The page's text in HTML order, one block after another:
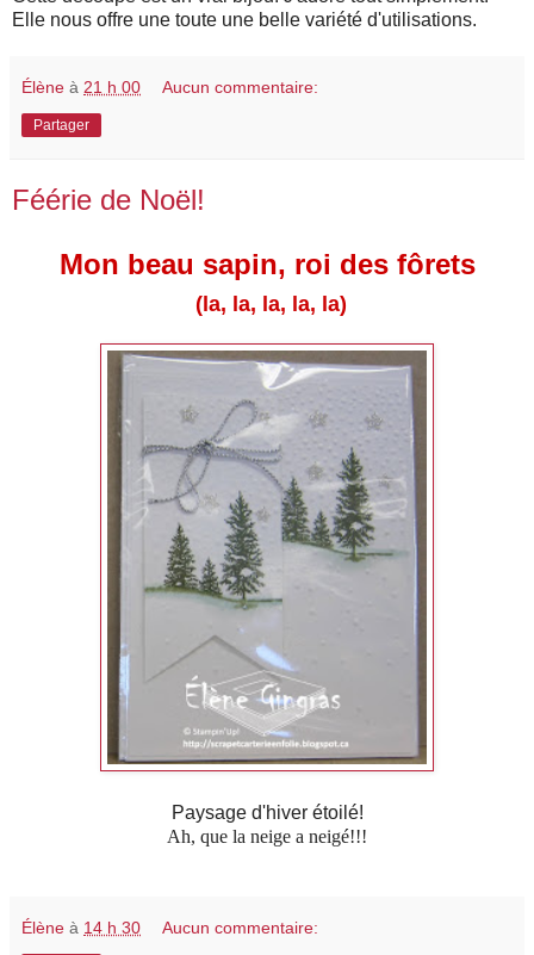
Elle nous offre une toute une belle variété d'utilisations.
Élène à 21 h 00 Aucun commentaire:
Partager
Féérie de Noël!
Mon beau sapin, roi des fôrets
(la, la, la, la, la)
Paysage d'hiver étoilé!
Ah, que la neige a neigé!!!
Élène à 14 h 30 Aucun commentaire: